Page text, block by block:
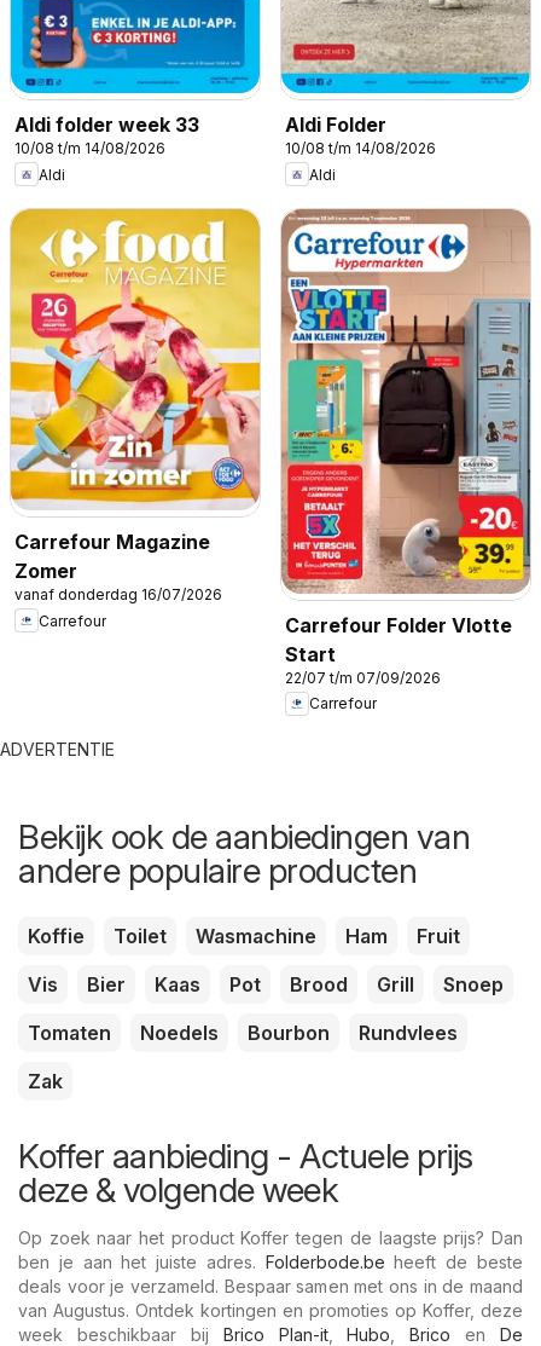
Aldi folder week 33
10/08 t/m 14/08/2026
Aldi
Aldi Folder
10/08 t/m 14/08/2026
Aldi
Carrefour Magazine
Zomer
vanaf donderdag 16/07/2026
Carrefour
Carrefour Folder Vlotte
Start
22/07 t/m 07/09/2026
Carrefour
ADVERTENTIE
Bekijk ook de aanbiedingen van
andere populaire producten
Koffie Toilet Wasmachine Ham
Fruit
Vis
Bier Kaas Pot Brood Grill
Snoep
Tomaten
Noedels Bourbon
Rundvlees
Zak
Koffer aanbieding - Actuele prijs
deze & volgende week
Op zoek naar het product Koffer tegen de laagste prijs? Dan
ben je aan het juiste adres. Folderbode.be heeft de beste
deals voor je verzameld. Bespaar samen met ons in de maand
van Augustus. Ontdek kortingen en promoties op Koffer, deze
week beschikbaar bij Brico Plan-it,Hubo ,Brico en De